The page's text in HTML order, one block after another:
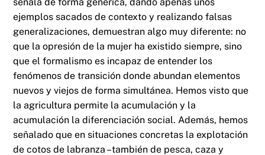
señala de forma genérica, dando apenas unos
ejemplos sacados de contexto y realizando falsas
generalizaciones, demuestran algo muy diferente: no
que la opresión de la mujer ha existido siempre, sino
que el formalismo es incapaz de entender los
fenómenos de transición donde abundan elementos
nuevos y viejos de forma simultánea. Hemos visto que
la agricultura permite la acumulación y la
acumulación la diferenciación social. Además, hemos
señalado que en situaciones concretas la explotación
de cotos de labranza –también de pesca, caza y